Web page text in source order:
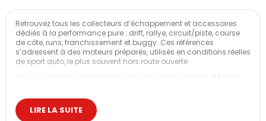
Retrouvez tous les collecteurs d’échappement et accessoires
dédiés à la performance pure : drift, rallye, circuit/piste, course
de côte, runs, franchissement et buggy. Ces références
s’adressent à des moteurs préparés, utilisés en conditions réelles
de sport auto, le plus souvent hors route ouverte.
intensif.LIRE LA SUITE